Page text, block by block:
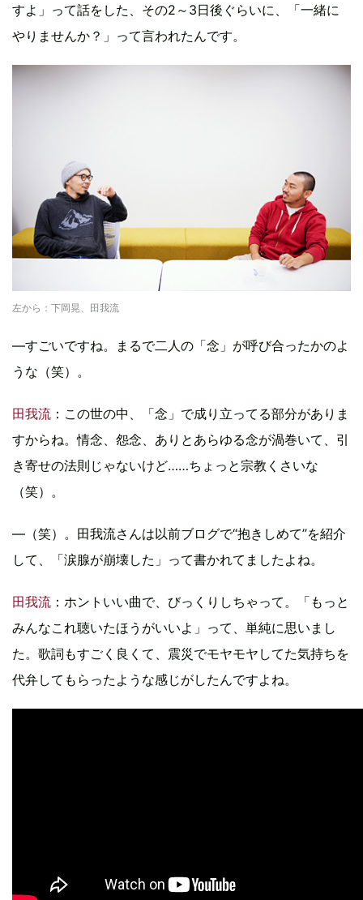
すよ」って話をした、その2～3日後ぐらいに、「一緒に
やりませんか？」って言われたんです。
左から：下岡晃、田我流
―すごいですね。まるで二人の「念」が呼び合ったかのよ
うな（笑）。
田我流 ：この世の中、「念」で成り立ってる部分がありま
すからね。情念、怨念、ありとあらゆる念が渦巻いて、引
き寄せの法則じゃないけど……ちょっと宗教くさいな
（笑）。
―（笑）。田我流さんは以前ブログで“抱きしめて”を紹介
して、「涙腺が崩壊した」って書かれてましたよね。
田我流 ：ホントいい曲で、びっくりしちゃって。「もっと
みんなこれ聴いたほうがいいよ」って、単純に思いまし
た。歌詞もすごく良くて、震災でモヤモヤしてた気持ちを
代弁してもらったような感じがしたんですよね。